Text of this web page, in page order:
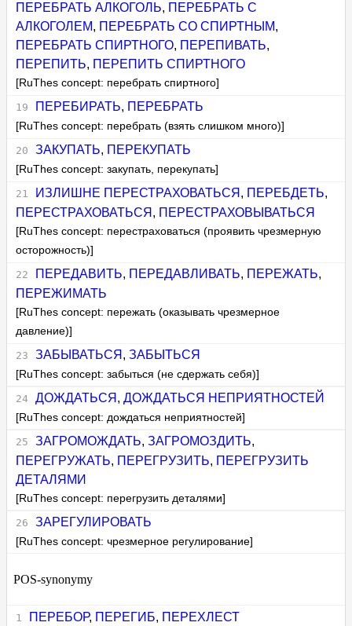
ПЕРЕБРАТЬ АЛКОГОЛЬ, ПЕРЕБРАТЬ С
АЛКОГОЛЕМ, ПЕРЕБРАТЬ СО СПИРТНЫМ,
ПЕРЕБРАТЬ СПИРТНОГО, ПЕРЕПИВАТЬ,
ПЕРЕПИТЬ, ПЕРЕПИТЬ СПИРТНОГО
[RuThes concept: перебрать спиртного]
ПЕРЕБИРАТЬ, ПЕРЕБРАТЬ
[RuThes concept: перебрать (взять слишком много)]
ЗАКУПАТЬ, ПЕРЕКУПАТЬ
[RuThes concept: закупать, перекупать]
ИЗЛИШНЕ ПЕРЕСТРАХОВАТЬСЯ , ПЕРЕБДЕТЬ,
ПЕРЕСТРАХОВАТЬСЯ , ПЕРЕСТРАХОВЫВАТЬСЯ
[RuThes concept: перестраховаться (проявить чрезмерную
осторожность)]
ПЕРЕДАВИТЬ, ПЕРЕДАВЛИВАТЬ, ПЕРЕЖАТЬ,
ПЕРЕЖИМАТЬ
[RuThes concept: пережать (оказывать чрезмерное
давление)]
ЗАБЫВАТЬСЯ , ЗАБЫТЬСЯ
[RuThes concept: забыться (не сдержать себя)]
ДОЖДАТЬСЯ , ДОЖДАТЬСЯ НЕПРИЯТНОСТЕЙ
[RuThes concept: дождаться неприятностей]
ЗАГРОМОЖДАТЬ, ЗАГРОМОЗДИТЬ,
ПЕРЕГРУЖАТЬ, ПЕРЕГРУЗИТЬ, ПЕРЕГРУЗИТЬ
ДЕТАЛЯМИ
[RuThes concept: перегрузить деталями]
ЗАРЕГУЛИРОВАТЬ
[RuThes concept: чрезмерное регулирование]
POS-synonymy
ПЕРЕБОР, ПЕРЕГИБ, ПЕРЕХЛЕСТ